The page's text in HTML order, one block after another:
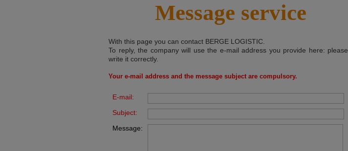
Message service
With this page you can contact BERGE LOGISTIC
To reply, the company will use the e-mail address you provide here: please
write it correctly.
Your e-mail address and the message subject are compulsory.
E-mail:
Subject:
Message: